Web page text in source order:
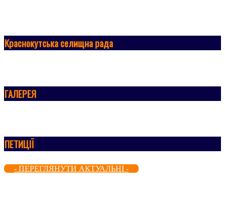
Краснокутська селищна рада
ГАЛЕРЕЯ
ПЕТИЦІЇ
- ПЕРЕГЛЯНУТИ АКТУАЛЬНІ -